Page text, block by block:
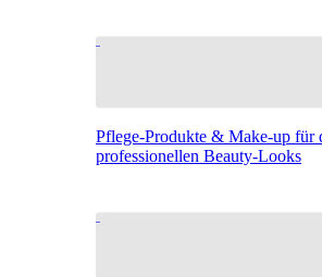
Pflege-Produkte & Make-up für
professionellen Beauty-Looks